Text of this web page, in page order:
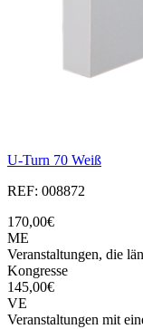
U-Turn 70 Weiß
REF: 008872
170,00€
ME
Veranstaltungen, die
Kongresse
145,00€
VE
Veranstaltungen mit